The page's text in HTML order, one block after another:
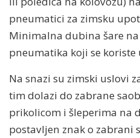
pneumatici za zimsku
Minimalna dubina šare
pneumatika koji se
Na snazi su zimski uslovi
tim dolazi do zabrane
prikolicom i šleperima na
postavljen znak o zabrani